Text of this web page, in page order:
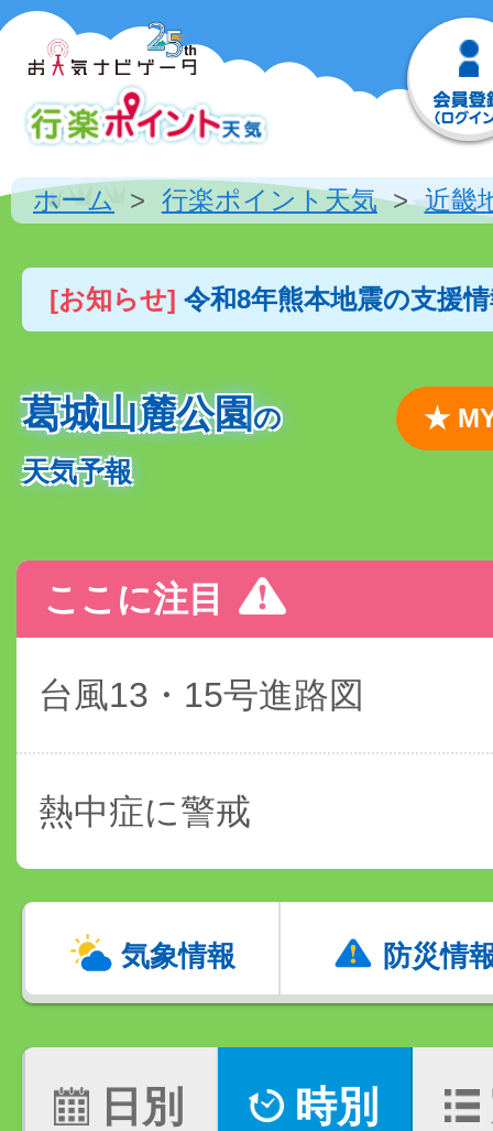
ホーム 行楽ポイント天気 近畿
[お知らせ] 令和8年熊本地震の支援
葛城山麓公園の
天気予報
★
ここに注目
台風13・15号進路図
熱中症に警戒
気象情報 防災情
日別 時別